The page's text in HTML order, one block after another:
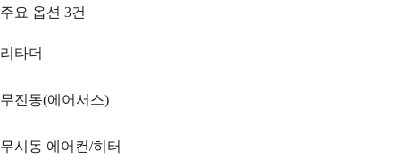
주요 옵션 3건
리타더
무진동(에어서스)
무시동 에어컨/히터